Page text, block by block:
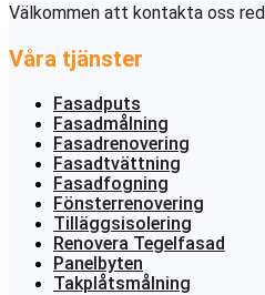
Välkommen att kontakta oss
Våra tjänster
Fasadputs
Fasadmålning
Fasadrenovering
Fasadtvättning
Fasadfogning
Fönsterrenovering
Tilläggsisolering
Renovera Tegelfasad
Panelbyten
Takplåtsmålning